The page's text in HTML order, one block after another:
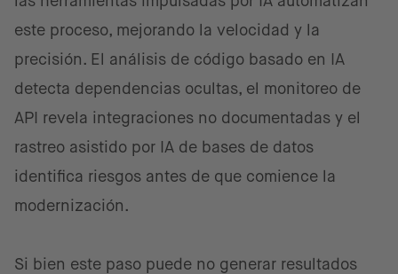
este proceso, mejorando la velocidad y la
precisión. El análisis de código basado en IA
detecta dependencias ocultas, el monitoreo de
API revela integraciones no documentadas y el
rastreo asistido por IA de bases de datos
identifica riesgos antes de que comience la
modernización.
Si bien este paso puede no generar resultados